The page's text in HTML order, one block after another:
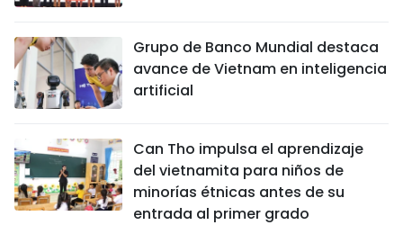
Grupo de Banco Mundial destaca
avance de Vietnam en inteligencia
artificial
Can Tho impulsa el aprendizaje
del vietnamita para niños de
minorías étnicas antes de su
entrada al primer grado